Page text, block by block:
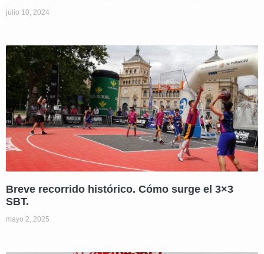
julio 10, 2024
Breve recorrido histórico. Cómo surge el 3×3
SBT.
mayo 2, 2025